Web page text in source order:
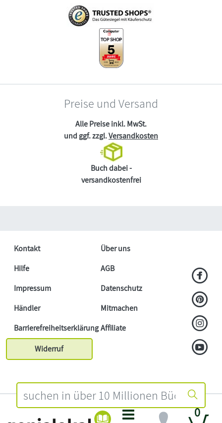
0
Preise und Versand
Alle Preise inkl. MwSt.
und ggf. zzgl.Versandkosten
Buch dabei -
versandkostenfrei
Kontakt
Über uns
Hilfe
AGB
Impressum
Datenschutz
Händler
Mitmachen
BarrierefreiheitserklärungAffiliate
Widerruf